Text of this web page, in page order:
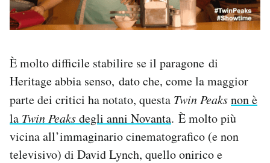
È molto difficile stabilire se il paragone di
Heritage abbia senso, dato che, come la maggior
parte dei critici ha notato, questa Twin Peaksnon è
la Twin Peaksdegli anni Novanta. È molto più
vicina all’immaginario cinematografico (e non
televisivo) di David Lynch, quello onirico e